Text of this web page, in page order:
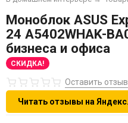
Моноблок ASUS
24 A5402WHAK-
бизнеса и офиса
СКИДКА!
Оставить отзыв
Читать отзывы на